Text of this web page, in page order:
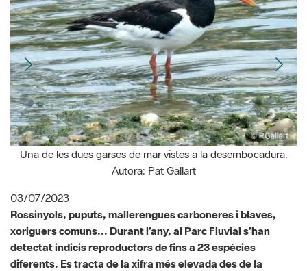
Una de les dues garses de mar vistes a la desembocadura.
Autora: Pat Gallart
03/07/2023
Rossinyols, puputs, mallerengues carboneres i blaves,
detectat indicis reproductors de fins a 23 espècies
diferents. Es tracta de la xifra més elevada des de la
creació del Parc i és fruit, en part, de la presència
d’espècies arbustives. D'altra banda, al juny les
observacions ornitològiques més rellevants han estat